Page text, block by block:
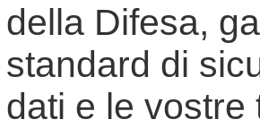
della Difesa,
standard di
dati e le vostre